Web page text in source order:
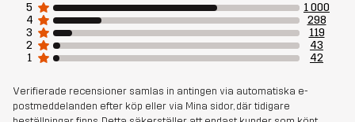
5
1 000
4
298
3
119
2
43
1
42
Verifierade recensioner samlas in antingen via automatiska e-
postmeddelanden efter köp eller via Mina sidor, där tidigare